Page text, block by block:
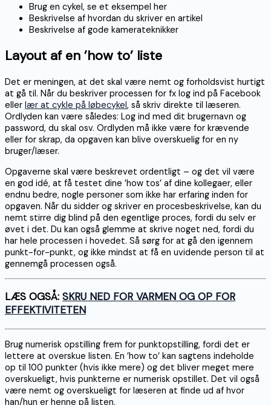
Brug en cykel, se et eksempel her
Beskrivelse af hvordan du skriver en artikel
Beskrivelse af gode kamerateknikker
Layout af en ’how to’ liste
Det er meningen, at det skal være nemt og forholdsvist hurtigt
at gå til. Når du beskriver processen for fx log ind på Facebook
eller lær at cykle på løbecykel, så skriv direkte til læseren.
Ordlyden kan være således: Log ind med dit brugernavn og
password, du skal osv. Ordlyden må ikke være for krævende
eller for skrap, da opgaven kan blive overskuelig for en ny
bruger/læser.
Opgaverne skal være beskrevet ordentligt – og det vil være
en god idé, at få testet dine ’how tos’ af dine kollegaer, eller
endnu bedre, nogle personer som ikke har erfaring inden for
opgaven. Når du sidder og skriver en procesbeskrivelse, kan du
nemt stirre dig blind på den egentlige proces, fordi du selv er
øvet i det. Du kan også glemme at skrive noget ned, fordi du
har hele processen i hovedet. Så sørg for at gå den igennem
punkt-for-punkt, og ikke mindst at få en uvidende person til at
gennemgå processen også.
LÆS OGSÅ: SKRU NED FOR VARMEN OG OP FOR
EFFEKTIVITETEN
Brug numerisk opstilling frem for punktopstilling, fordi det er
lettere at overskue listen. En ’how to’ kan sagtens indeholde
op til 100 punkter (hvis ikke mere) og det bliver meget mere
overskueligt, hvis punkterne er numerisk opstillet. Det vil også
være nemt og overskueligt for læseren at finde ud af hvor
han/hun er henne på listen.